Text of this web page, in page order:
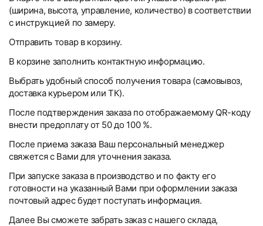
(ширина, высота, управление, количество) в соответствии
с инструкцией по замеру.
Отправить товар в корзину.
В корзине заполнить контактную информацию.
Выбрать удобный способ получения товара (самовывоз,
доставка курьером или ТК).
После подтверждения заказа по отображаемому QR-коду
внести предоплату от 50 до 100 %.
После приема заказа Ваш персональный менеджер
свяжется с Вами для уточнения заказа.
При запуске заказа в производство и по факту его
готовности на указанный Вами при оформлении заказа
почтовый адрес будет поступать информация.
Далее Вы сможете забрать заказ с нашего склада,